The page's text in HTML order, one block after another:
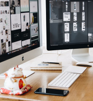
Peki, satın aldıkları
profesyonel mi? Yoksa